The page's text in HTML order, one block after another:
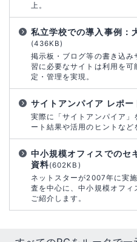
上。
私立学校での導入事例：
(436KB)
掲示板・ブログ等の書き込
習に必要なサイトは利用を
定・管理を実現。
サイトアンパイア レポー
実際に「サイトアンパイア
ート結果や活用のヒントなど
中小規模オフィスでのセ
資料(602KB)
ネットスターが2007年に実
査を中心に、中小規模オフ
ご紹介します。